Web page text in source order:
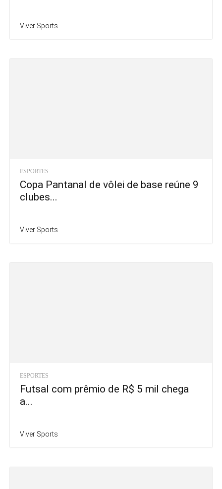
Viver Sports
ESPORTES
Copa Pantanal de vôlei de base reúne 9
clubes...
Viver Sports
ESPORTES
Futsal com prêmio de R$ 5 mil chega
a...
Viver Sports